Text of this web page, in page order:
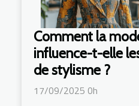
Comment la
influence-t-elle
de stylisme ?
17/09/2025 0h